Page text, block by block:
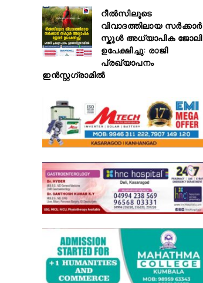
റീൽസിലൂടെ
വിവാദത്തിലായ സർക്കാർ
സ്കൂൾ അധ്യാപിക ജോലി
ഉപേക്ഷിച്ചു: രാജി
പ്രഖ്യാപനം
ഇൻസ്റ്റഗ്രാമിൽ